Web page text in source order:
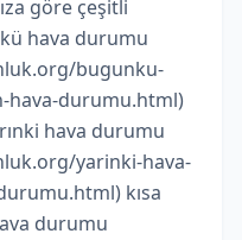
göre çeşitli
hava durumu
bugunku-
hava-durumu.html)
hava durumu
yarinki-hava-
kısa
durumu